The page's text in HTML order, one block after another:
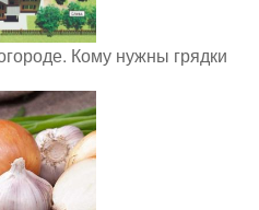
Кому нужны грядки